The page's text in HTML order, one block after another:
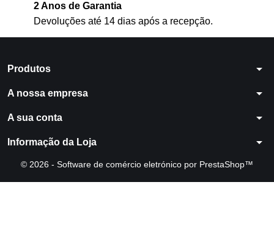
2 Anos de Garantia
Devoluções até 14 dias após a recepção.
Produtos arrow_drop_down
A nossa empresa arrow_drop_down
A sua conta arrow_drop_down
Informação da Loja arrow_drop_down
© 2026 - Software de comércio eletrónico por PrestaShop™